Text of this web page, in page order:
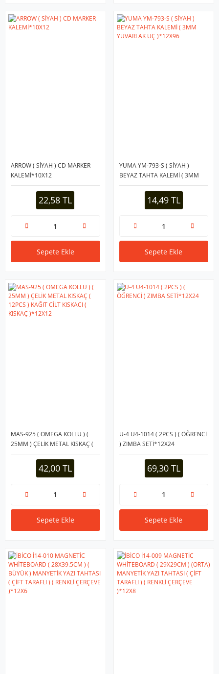
ARROW ( SİYAH ) CD MARKER
KALEMİ*10X12
22,58 TL
Sepete Ekle
YUMA YM-793-S ( SİYAH )
BEYAZ TAHTA KALEMİ ( 3MM
YUVARLAK UÇ )*12X96
14,49 TL
Sepete Ekle
MAS-925 ( OMEGA KOLLU ) (
25MM ) ÇELİK METAL KISKAÇ (
12PCS ) KAĞIT CİLT KISKACI (
KISKAÇ )*12X1242,00 TL
Sepete Ekle
U-4 U4-1014 ( 2PCS ) ( ÖĞRENCİ
) ZIMBA SETİ*12X24
69,30 TL
Sepete Ekle